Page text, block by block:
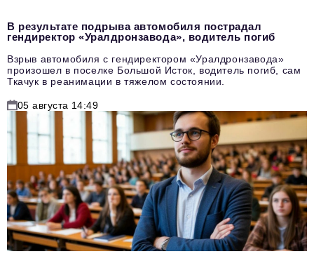
В результате подрыва автомобиля пострадал
гендиректор «Уралдронзавода», водитель погиб
Взрыв автомобиля с гендиректором «Уралдронзавода»
произошел в поселке Большой Исток, водитель погиб, сам
Ткачук в реанимации в тяжелом состоянии.
05 августа 14:49